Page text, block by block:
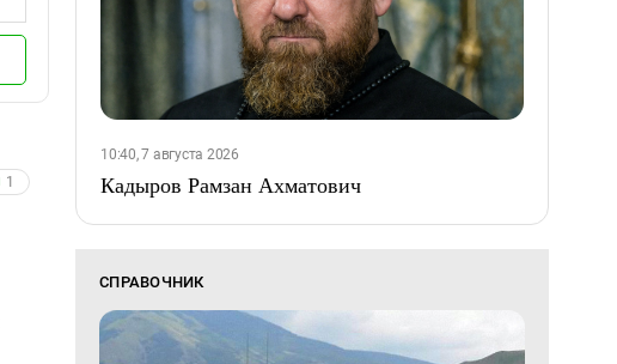
1
10:40, 7 августа 2026
Кадыров Рамзан Ахматович
СПРАВОЧНИК